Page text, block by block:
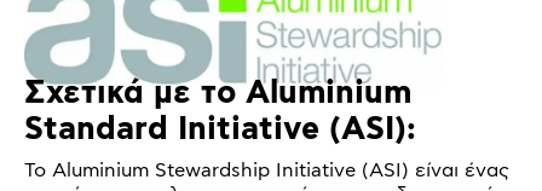
Σχετικά με το Aluminium
Standard Initiative (ASI):
Το Aluminium Stewardship Initiative (ASI) είναι ένας